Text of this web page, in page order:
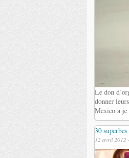
Le don
donner
Mexico a je
30
12 avril 2012